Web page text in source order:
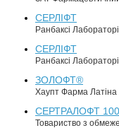
СЕРЛІФТ
Ранбаксі
СЕРЛІФТ
Ранбаксі
ЗОЛОФТ®
Хаупт Фарма Латіна
СЕРТРАЛОФТ 100
Товариство з